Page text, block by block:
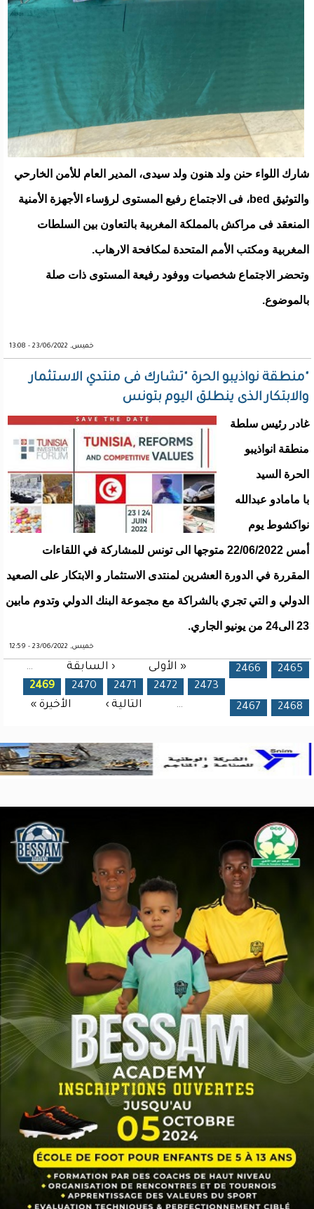
شارك اللواء حنن ولد هنون ولد سيدى، المدير العام للأمن الخارحي
والتوثيق bed، فى الاجتماع رفيع المستوى لرؤساء الأجهزة الأمنية
المنعقد فى مراكش بالمملكة المغربية بالتعاون بين السلطات
المغربية ومكتب الأمم المتحدة لمكافحة الارهاب.
وتحضر الاجتماع شخصيات ووفود رفيعة المستوى ذات صلة
بالموضوع.
خميس, 23/06/2022 - 13:08
"منطقة نواذيبو الحرة "تشارك فى منتدي الاستثمار
والابتكار الذى ينطلق اليوم بتونس
غادر رئيس سلطة
منطقة انواذيبو
الحرة السيد
با مامادو عبدالله
نواكشوط يوم
أمس 22/06/2022 متوجها الى تونس للمشاركة في اللقاءات
المقررة في الدورة العشرين لمنتدى الاستثمار و الابتكار على الصعيد
الدولي و التي تجري بالشراكة مع مجموعة البنك الدولي وتدوم مابين
23 الى24 من يونيو الجاري.
خميس, 23/06/2022 - 12:59
الصفحات « الأولى ‹ السابقة … 2465
2466
2467 2468
2469 2470 2471 2472
2473
…
التالية › الأخيرة »